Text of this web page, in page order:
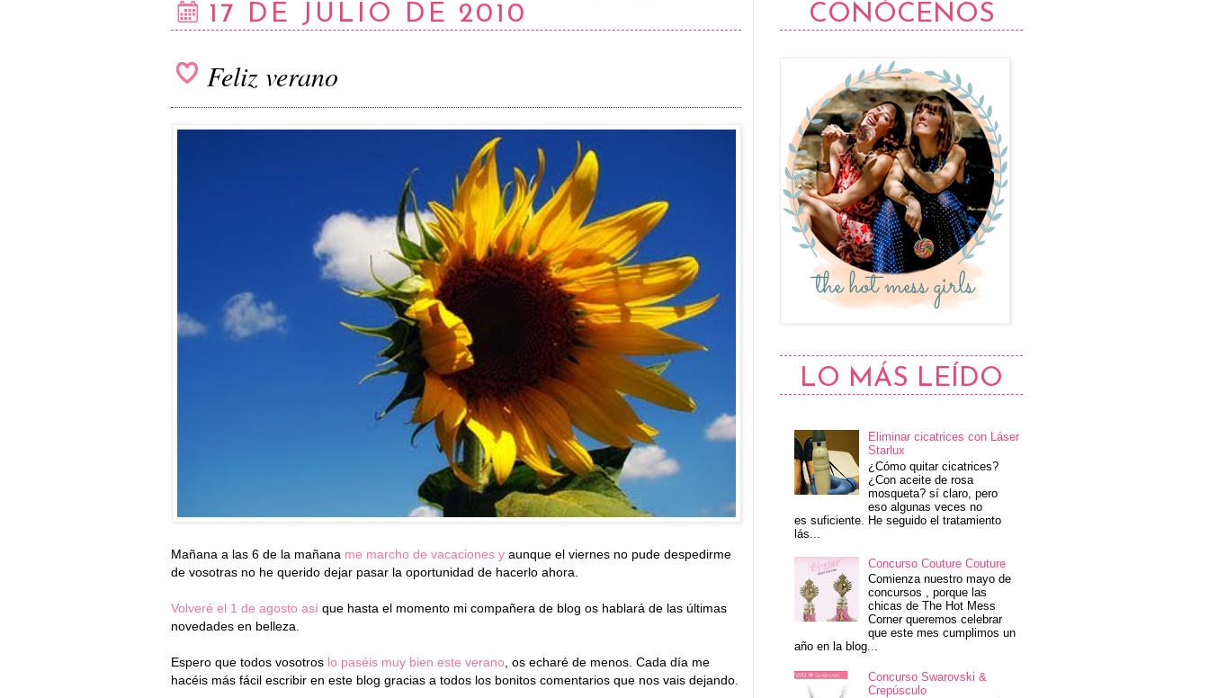
17 DE JULIO DE 2010
Feliz verano
Mañana a las 6 de la mañana me marcho de vacaciones y aunque el viernes no pude despedirme
de vosotras no he querido dejar pasar la oportunidad de hacerlo ahora.
Volveré el 1 de agosto así que hasta el momento mi compañera de blog os hablará de las últimas
novedades en belleza.
Espero que todos vosotros lo paséis muy bien este verano , os echaré de menos. Cada día me
hacéis más fácil escribir en este blog gracias a todos los bonitos comentarios que nos vais dejando.
CONÓCENOS
LO MÁS LEÍDO
Eliminar cicatrices con Láser
Starlux
¿Cómo quitar cicatrices?
¿Con aceite de rosa
mosqueta? sí claro, pero
eso algunas veces no
es suficiente. He seguido el tratamiento
lás...
Concurso Couture Couture
Comienza nuestro mayo de
concursos , porque las
chicas de The Hot Mess
Corner queremos celebrar
que este mes cumplimos un
año en la blog...
Concurso Swarovski &
Crepúsculo